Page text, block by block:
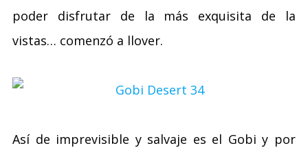
poder disfrutar de la más exquisita de la
vistas… comenzó a llover.
Así de imprevisible y salvaje es el Gobi y por